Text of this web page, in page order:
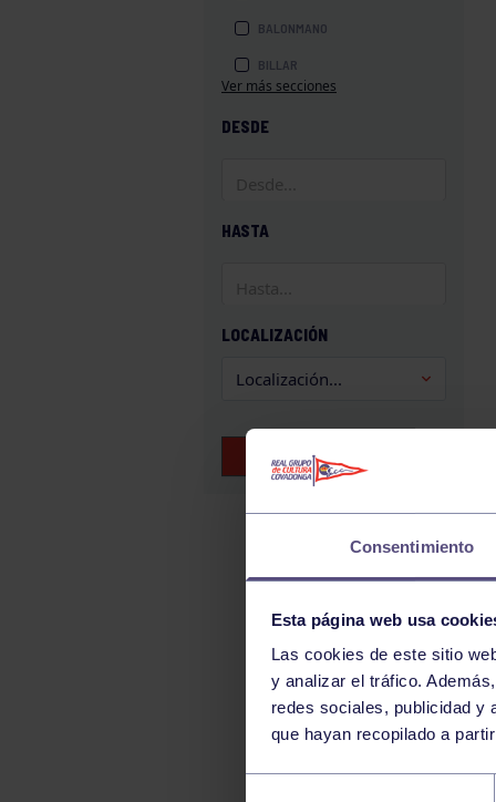
Consentimiento
Esta página web usa
Las cookies de este sitio
y analizar el tráfico.
redes sociales, publicidad y
que hayan recopilado a
BALONMANO
BILLAR
BOXEO
JUDO
KÁRATE
NATACIÓN
ORFEÓN
PÁDEL
PELOTA
Ver más secciones
DESDE
HASTA
LOCALIZACIÓN
BUSCAR EVENTOS